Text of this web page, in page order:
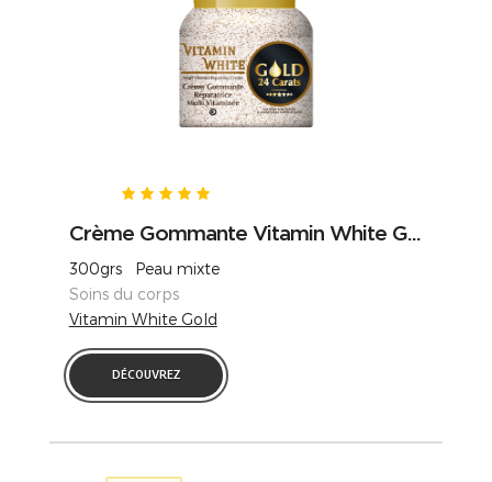
Crème Gommante Vitamin White G...
300grs Peau mixte
Soins du corps
Vitamin White Gold
DÉCOUVREZ